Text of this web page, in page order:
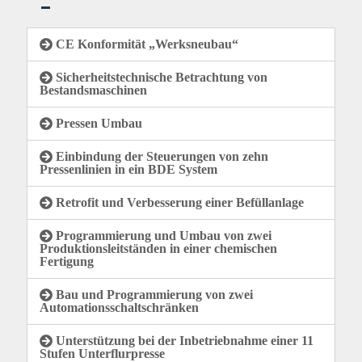
CE Konformität „Werksneubau“
Sicherheitstechnische Betrachtung von
Bestandsmaschinen
Pressen Umbau
Einbindung der Steuerungen von zehn
Pressenlinien in ein BDE System
Retrofit und Verbesserung einer Befüllanlage
Programmierung und Umbau von zwei
Produktionsleitständen in einer chemischen
Fertigung
Bau und Programmierung von zwei
Automationsschaltschränken
Unterstützung bei der Inbetriebnahme einer 11
Stufen Unterflurpresse